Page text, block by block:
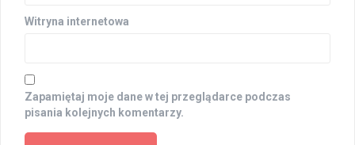
Witryna internetowa
Zapamiętaj moje dane w tej przeglądarce podczas
pisania kolejnych komentarzy.